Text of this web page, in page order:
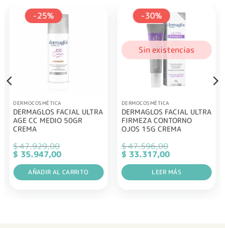
-25%
DERMOCOSMÉTICA
DERMAGLOS FACIAL ULTRA
AGE CC MEDIO 50GR
CREMA
$47.929,00
El
precio
original
era:
$ 47.929,00.
$ 35.947,00El
precio
actual
es:
$ 35.947,00.
AÑADIR AL CARRITO
-30%
Sin existencias
DERMOCOSMÉTICA
DERMAGLOS FACIAL ULTRA
FIRMEZA CONTORNO
OJOS 15G CREMA
$47.596,00
El
precio
original
era:
$ 47.596,00.
$ 33.317,00El
precio
actual
es:
$ 33.317,00.
LEER MÁS